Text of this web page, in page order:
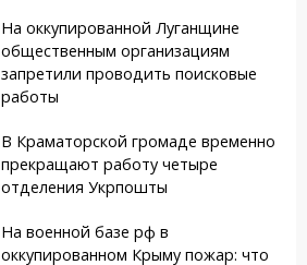
На оккупированной Луганщине
общественным организациям
запретили проводить поисковые
работы
В Краматорской громаде временно
прекращают работу четыре
отделения Укрпошты
На военной базе рф в
оккупированном Крыму пожар: что